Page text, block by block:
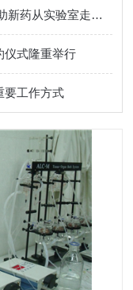
药物临床前CRO是什么？它如何帮助新药从实验室走向人体试验？
仪式隆重举行
要工作方式